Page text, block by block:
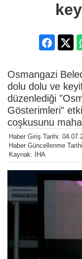
Osmangazi
dolu dolu ve
düzenlediği
Gösterimleri"
coşkusunu
Haber Giriş Tarihi:
Haber Güncellenme
Kaynak: İHA